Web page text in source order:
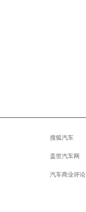
搜狐汽车
盖世汽车网
汽车商业评论